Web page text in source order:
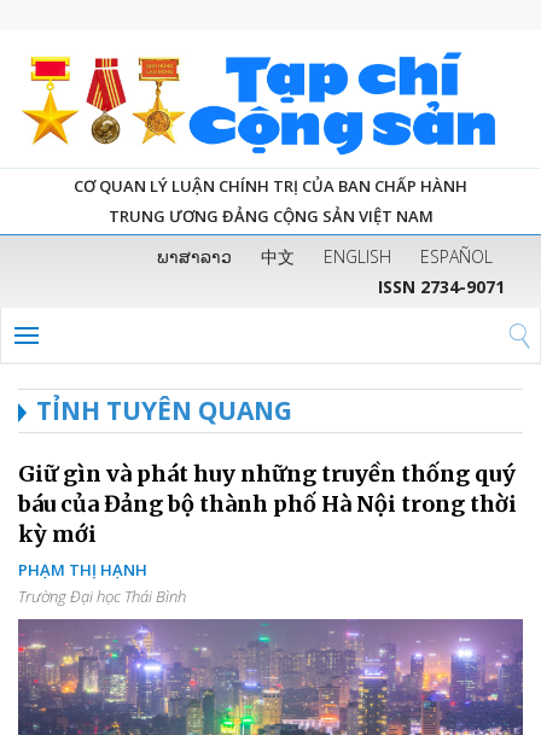
CƠ QUAN LÝ LUẬN CHÍNH TRỊ CỦA BAN CHẤP HÀNH
TRUNG ƯƠNG ĐẢNG CỘNG SẢN VIỆT NAM
ພາສາລາວ 中文 ENGLISH
ESPAÑOL
ISSN 2734-9071
TỈNH TUYÊN QUANG
Giữ gìn và phát huy những truyền thống quý
báu của Đảng bộ thành phố Hà Nội trong thời
kỳ mới
PHẠM THỊ HẠNH
Trường Đại học Thái Bình